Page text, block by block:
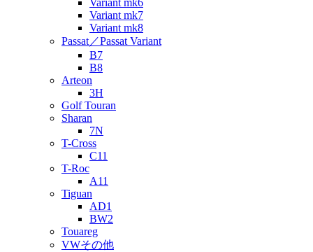
Variant mk6
Variant mk7
Variant mk8
Passat／Passat Variant
B7
B8
Arteon
3H
Golf Touran
Sharan
7N
T-Cross
C11
T-Roc
A11
Tiguan
AD1
BW2
Touareg
VWその他